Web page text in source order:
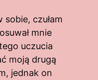
sobie, czułam
mnie
uczucia
moją drugą
jednak on